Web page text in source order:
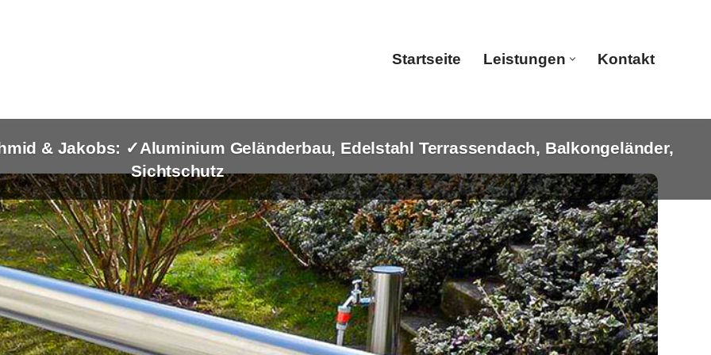
Startseite Leistungen Kontakt
& Jakobs: ✓Aluminium Geländerbau, Edelstahl Terrassendach, Balkongeländer,
Sichtschutz